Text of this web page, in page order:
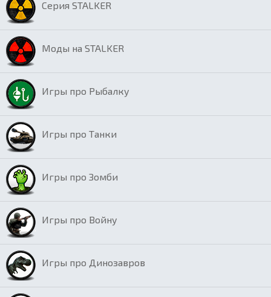
Серия STALKER
Моды на STALKER
Игры про Рыбалку
Игры про Танки
Игры про Зомби
Игры про Войну
Игры про Динозавров